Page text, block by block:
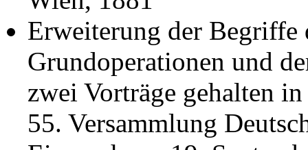
Erweiterung der Begriffe
Grundoperationen und
zwei Vorträge gehalten
55. Versammlung